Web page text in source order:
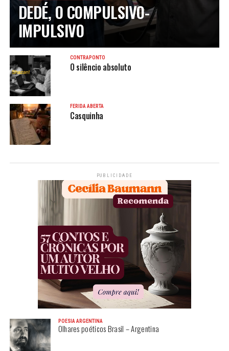
DEDÉ, O COMPULSIVO-
IMPULSIVO
CONTRAPONTO
O silêncio absoluto
FERIDA ABERTA
Casquinha
PUBLICIDADE
POESIA ARGENTINA
Olhares poéticos Brasil – Argentina